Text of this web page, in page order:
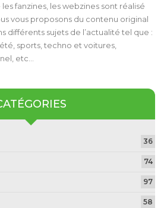
fanzines, les webzines sont réalisé
vous proposons du contenu original
différents sujets de l’actualité tel que :
sports, techno et voitures,
etc…
36
74
97
58